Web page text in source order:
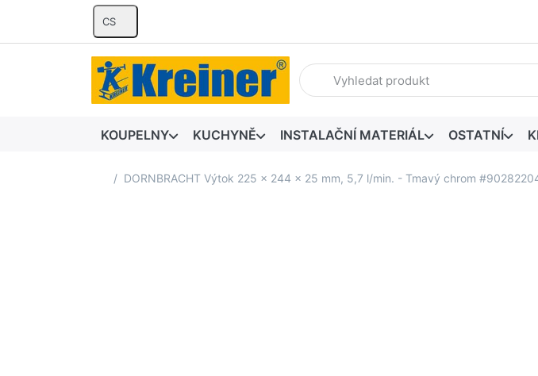
CS
Zadejte hledaný výraz. První výsledky se
KOUPELNY KUCHYNĚ INSTALAČNÍ MATERIÁL OSTATNÍ
Domovská stránka
DORNBRACHT Výtok 225 x 244 x 25 mm, 5,7 l/min. - Tmavý chrom